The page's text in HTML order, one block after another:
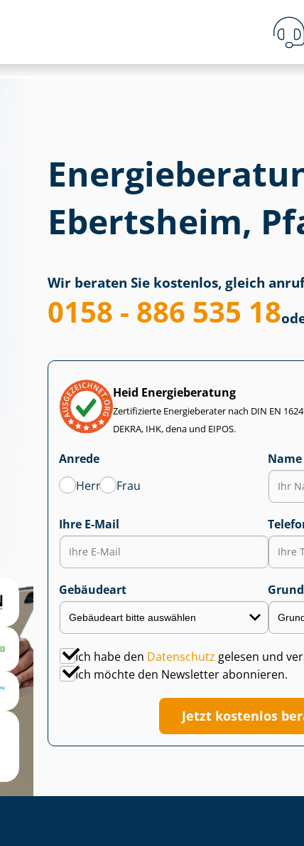
Ebertsheim,
Wir beraten Sie kostenlos, gleich
0158 - 886 535 18
Heid Energieberatung
Zertifizierte Energieberater nach DIN EN
DEKRA, IHK, dena und EIPOS.
Anrede
Herr
Frau
Name
Ihre E-Mail
Gebäudeart
Ich habe den Datenschutz gelesen und
Ich möchte den Newsletter abonnieren.
Jetzt kostenlos